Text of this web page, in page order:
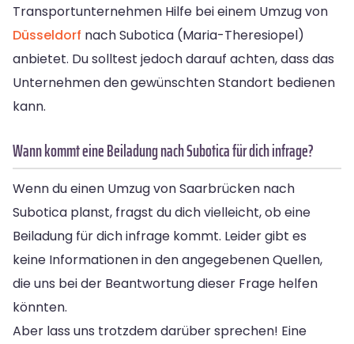
Transportunternehmen Hilfe bei einem Umzug von
Düsseldorf nach Subotica (Maria-Theresiopel)
anbietet. Du solltest jedoch darauf achten, dass das
Unternehmen den gewünschten Standort bedienen
kann.
Wann kommt eine Beiladung nach Subotica für dich infrage?
Wenn du einen Umzug von Saarbrücken nach
Subotica planst, fragst du dich vielleicht, ob eine
Beiladung für dich infrage kommt. Leider gibt es
keine Informationen in den angegebenen Quellen,
die uns bei der Beantwortung dieser Frage helfen
könnten.
Aber lass uns trotzdem darüber sprechen! Eine